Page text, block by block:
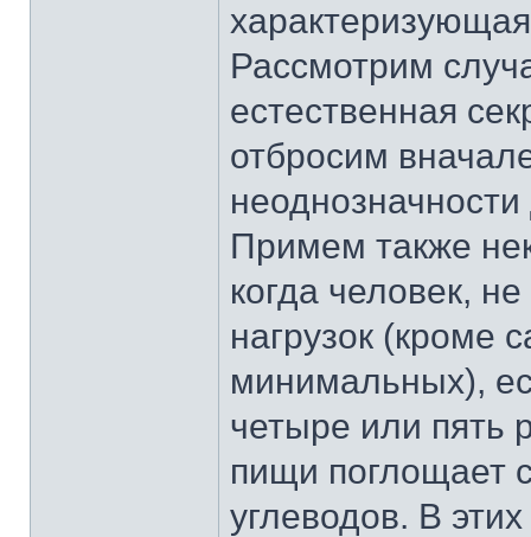
Рассмотрим
естественная
отбросим
Примем также
когда человек,
нагрузок (кроме
минимальных),
четыре или пять
пищи поглощает
углеводов. В